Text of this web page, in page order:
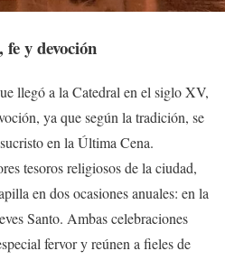
y devoción
llegó a la Catedral en el siglo XV,
ya que según la tradición, se
en la Última Cena.
tesoros religiosos de la ciudad,
en dos ocasiones anuales: en la
Santo. Ambas celebraciones
fervor y reúnen a fieles de